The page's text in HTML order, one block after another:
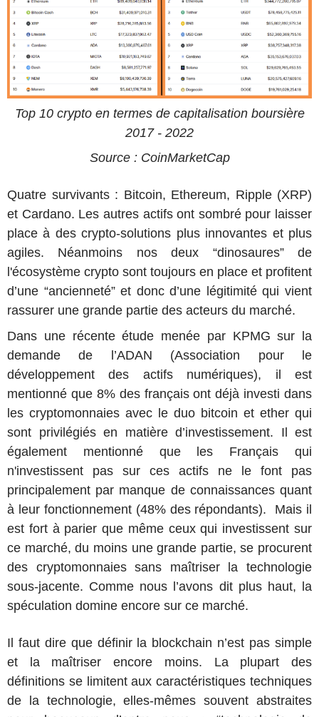
Top 10 crypto en termes de capitalisation boursière
2017 - 2022
Source : CoinMarketCap
Quatre survivants : Bitcoin, Ethereum, Ripple (XRP)
et Cardano. Les autres actifs ont sombré pour laisser
place à des crypto-solutions plus innovantes et plus
agiles. Néanmoins nos deux “dinosaures” de
l'écosystème crypto sont toujours en place et profitent
d’une “ancienneté” et donc d’une légitimité qui vient
rassurer une grande partie des acteurs du marché.
Dans une récente étude menée par KPMG sur la
demande de l’ADAN (Association pour le
développement des actifs numériques), il est
mentionné que 8% des français ont déjà investi dans
les cryptomonnaies avec le duo bitcoin et ether qui
sont privilégiés en matière d’investissement. Il est
également mentionné que les Français qui
n'investissent pas sur ces actifs ne le font pas
principalement par manque de connaissances quant
à leur fonctionnement (48% des répondants). Mais il
est fort à parier que même ceux qui investissent sur
ce marché, du moins une grande partie, se procurent
des cryptomonnaies sans maîtriser la technologie
sous-jacente. Comme nous l’avons dit plus haut, la
spéculation domine encore sur ce marché.
Il faut dire que définir la blockchain n’est pas simple
et la maîtriser encore moins. La plupart des
définitions se limitent aux caractéristiques techniques
de la technologie, elles-mêmes souvent abstraites